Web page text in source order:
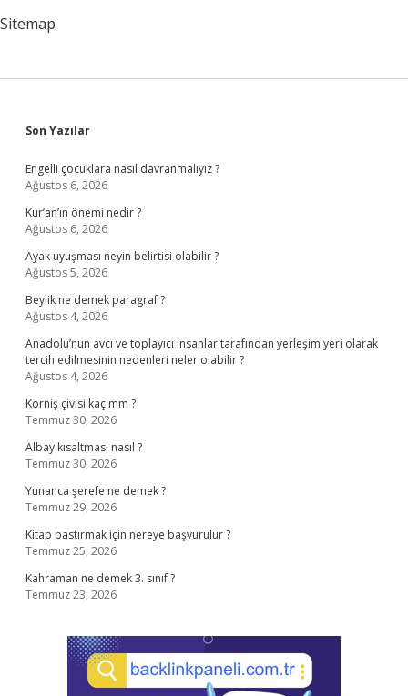
Sitemap
Sidebar
Son Yazılar
Engelli çocuklara nasıl davranmalıyız ?
Ağustos 6, 2026
Kur’an’ın önemi nedir ?
Ağustos 6, 2026
Ayak uyuşması neyin belirtisi olabilir ?
Ağustos 5, 2026
Beylik ne demek paragraf ?
Ağustos 4, 2026
Anadolu’nun avcı ve toplayıcı insanlar tarafından yerleşim yeri olarak
tercih edilmesinin nedenleri neler olabilir ?
Ağustos 4, 2026
Korniş çivisi kaç mm ?
Temmuz 30, 2026
Albay kısaltması nasıl ?
Temmuz 30, 2026
Yunanca şerefe ne demek ?
Temmuz 29, 2026
Kitap bastırmak için nereye başvurulur ?
Temmuz 25, 2026
Kahraman ne demek 3. sınıf ?
Temmuz 23, 2026